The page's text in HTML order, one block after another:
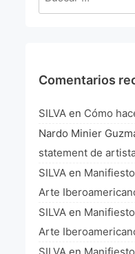
Comentarios
SILVA en Cómo
Nardo Minier
statement de
SILVA en
Arte
SILVA en
Arte